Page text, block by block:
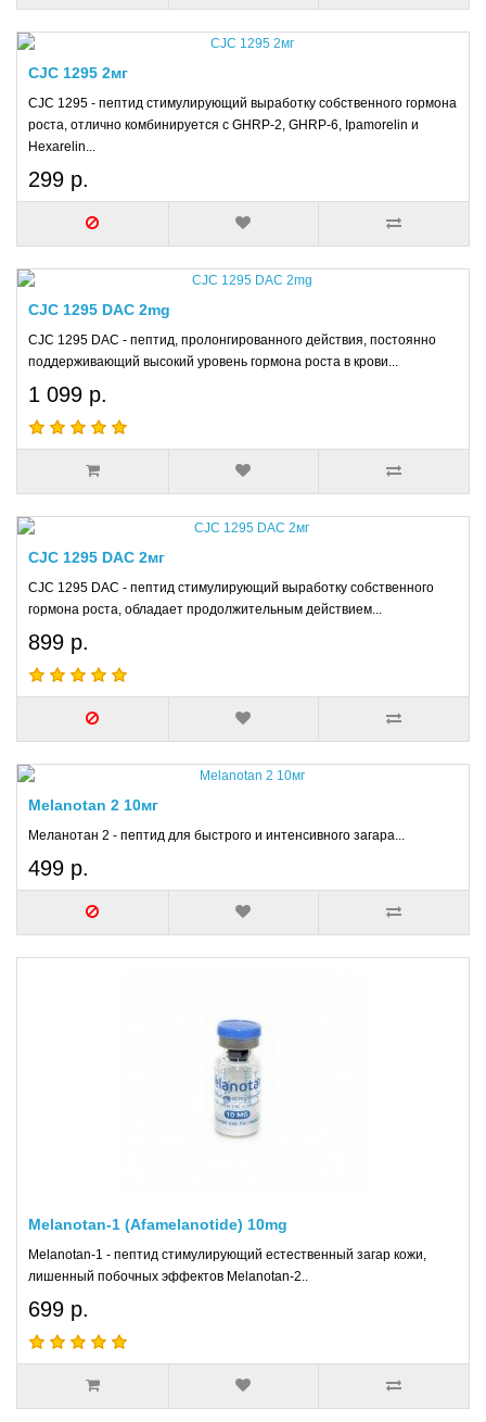
CJC 1295 2мг
CJC 1295 - пептид стимулирующий выработку собственного гормона
роста, отлично комбинируется с GHRP-2, GHRP-6, Ipamorelin и
Hexarelin...
299 р.
CJC 1295 DAC 2mg
CJC 1295 DAC - пептид, пролонгированного действия, постоянно
поддерживающий высокий уровень гормона роста в крови...
1 099 р.
CJC 1295 DAC 2мг
CJC 1295 DAC - пептид стимулирующий выработку собственного
гормона роста, обладает продолжительным действием...
899 р.
Melanotan 2 10мг
Меланотан 2 - пептид для быстрого и интенсивного загара...
499 р.
Melanotan-1 (Afamelanotide) 10mg
Melanotan-1 - пептид стимулирующий естественный загар кожи,
лишенный побочных эффектов Melanotan-2..
699 р.